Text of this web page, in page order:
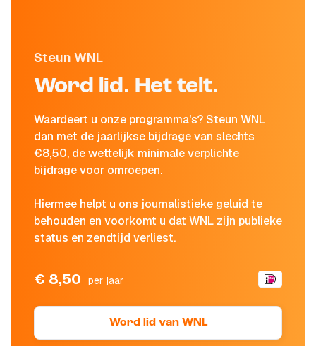
Steun WNL
Word lid. Het telt.
Waardeert u onze programma's? Steun WNL
dan met de jaarlijkse bijdrage van slechts
€8,50, de wettelijk minimale verplichte
bijdrage voor omroepen.
Hiermee helpt u ons journalistieke geluid te
behouden en voorkomt u dat WNL zijn publieke
status en zendtijd verliest.
€ 8,50 per jaar
Word lid van WNL